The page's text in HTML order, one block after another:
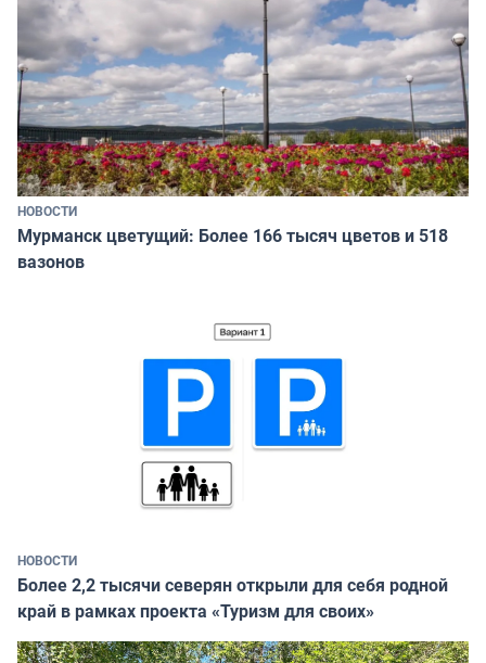
НОВОСТИ
Мурманск цветущий: Более 166 тысяч цветов и 518
вазонов
НОВОСТИ
Более 2,2 тысячи северян открыли для себя родной
край в рамках проекта «Туризм для своих»